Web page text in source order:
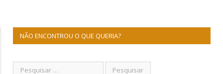
NÃO ENCONTROU O QUE QUERIA?